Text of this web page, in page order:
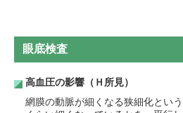
眼底検査
高血圧の影響（Ｈ所見）
網膜の動脈が細くなる狭細化とい